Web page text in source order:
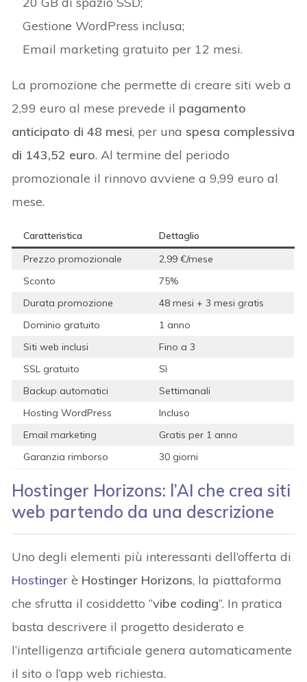
Gestione WordPress inclusa;
Email marketing gratuito per 12 mesi.
La promozione che permette di creare siti web a
2,99 euro al mese prevede il pagamento
anticipato di 48 mesi, per una spesa complessiva
di 143,52 euro. Al termine del periodo
promozionale il rinnovo avviene a 9,99 euro al
mese.
Caratteristica
Dettaglio
Prezzo promozionale
2,99 €/mese
Sconto
75%
Durata promozione
48 mesi + 3 mesi gratis
Dominio gratuito
1 anno
Siti web inclusi
Fino a 3
SSL gratuito
Sì
Backup automatici
Settimanali
Hosting WordPress
Incluso
Email marketing
Gratis per 1 anno
Garanzia rimborso
30 giorni
Hostinger Horizons: l’AI che crea siti
web partendo da una descrizione
Uno degli elementi più interessanti dell’offerta di
Hostinger è Hostinger Horizons, la piattaforma
che sfrutta il cosiddetto “vibe coding“. In pratica
basta descrivere il progetto desiderato e
l’intelligenza artificiale genera automaticamente
il sito o l’app web richiesta.